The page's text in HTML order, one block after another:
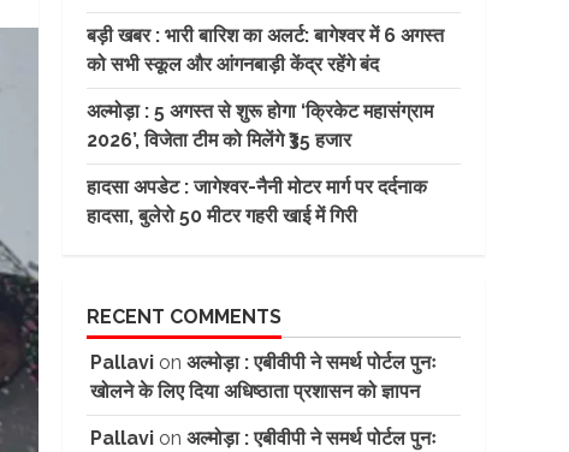
बड़ी खबर : भारी बारिश का अलर्ट: बागेश्वर में 6 अगस्त
को सभी स्कूल और आंगनबाड़ी केंद्र रहेंगे बंद
अल्मोड़ा : 5 अगस्त से शुरू होगा ‘क्रिकेट महासंग्राम
2026’, विजेता टीम को मिलेंगे ₹35 हजार
हादसा अपडेट : जागेश्वर-नैनी मोटर मार्ग पर दर्दनाक
हादसा, बुलेरो 50 मीटर गहरी खाई में गिरी
RECENT COMMENTS
Pallavion अल्मोड़ा : एबीवीपी ने समर्थ पोर्टल पुनः
खोलने के लिए दिया अधिष्ठाता प्रशासन को ज्ञापन
Pallavion अल्मोड़ा : एबीवीपी ने समर्थ पोर्टल पुनः